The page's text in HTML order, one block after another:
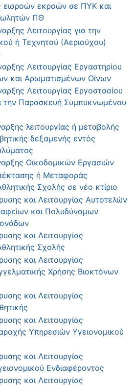
εισροών εκροών σε ΠΥΚ και
ΠΘ
Λειτουργίας για την
ή Τεχνητού (Αεριούχου)
Λειτουργίας Εργαστηρίου
και Αρωματισμένων Οίνων
Λειτουργίας Εργοστασίου
την Παρασκευή Συμπυκνωμένου
λειτουργίας ή μεταβολής
δεξαμενής εντός
Οικοδομικών Εργασιών
ή Μεταφοράς
Σχολής σε νέο κτίριο
και Λειτουργίας Αυτοτελών
και Πολυδύναμων
και Λειτουργίας
Σχολής
και Λειτουργίας
Χρήσης Βιοκτόνων
και Λειτουργίας
και Λειτουργίας
Υπηρεσιών Υγειονομικού
και Λειτουργίας
Ενδιαφέροντος
και Λειτουργίας